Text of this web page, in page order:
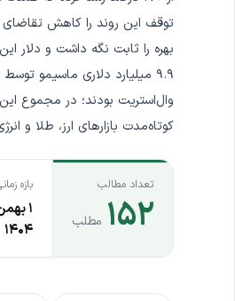
توقف این روند را کاهش تقاضای
۹.۹ میلیارد دلاری ماسیمو
وال‌استریت بودند؛ در مجموع
کوتاه‌مدت بازارهای ارز، طلا و
تعداد مطالب
۱۵۲ مطلب
بازه
۱ بهمن ۱۴۰۴
۱۴۰۴